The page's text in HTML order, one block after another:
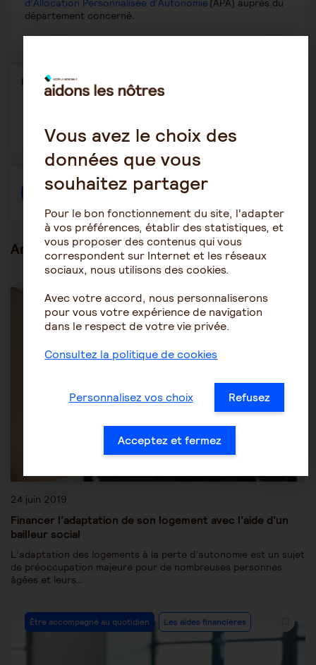
d’Allocation Personnalisée d’Autonomie(APA) auprès du
département concerné.
Partager l'article
Partager
ce
dans
une
autre
fenêtre
dans
une
fenêtre
dans
une
fenêtre
Créer une discussion à propos de l'article
Articles en lien
24 juin 2019
Financer l’adaptation de son logement avec l’aide d’un
bailleur social
L’adaptation des logements à la perte d’autonomie est un sujet
de préoccupation majeure pour de nombreuses personnes
âgées et leurs…
Être accompagné au quotidien Les aides financières
Vous avez le choix des
données que vous
souhaitez partager
Pour le bon fonctionnement du site, l'adapter
à vos préférences, établir des statistiques, et
vous proposer des contenus qui vous
correspondent sur Internet et les réseaux
sociaux, nous utilisons des cookies.
Avec votre accord, nous personnaliserons
pour vous votre expérience de navigation
dans le respect de votre vie privée.
Consultez la politique de cookies
Personnalisez vos choix Refusez
Acceptez et fermez